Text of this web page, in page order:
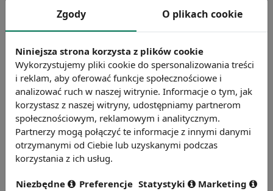
przymusowej lub obowiązkowej wynosi 21
nielegalnych zysków.
Źródło: Oficjalna strona UE
Chcesz wiedzieć więcej?
Zobacz więcej wiadomości
Zgody O plikach cookie
Niniejsza strona korzysta z plików cookie
Wykorzystujemy pliki cookie do spersonalizowania treści
i reklam, aby oferować funkcje społecznościowe i
analizować ruch w naszej witrynie. Informacje o tym, jak
korzystasz z naszej witryny, udostępniamy partnerom
społecznościowym, reklamowym i analitycznym.
Partnerzy mogą połączyć te informacje z innymi danymi
otrzymanymi od Ciebie lub uzyskanymi podczas
korzystania z ich usług.
Niezbędne Preferencje Statystyki Marketing